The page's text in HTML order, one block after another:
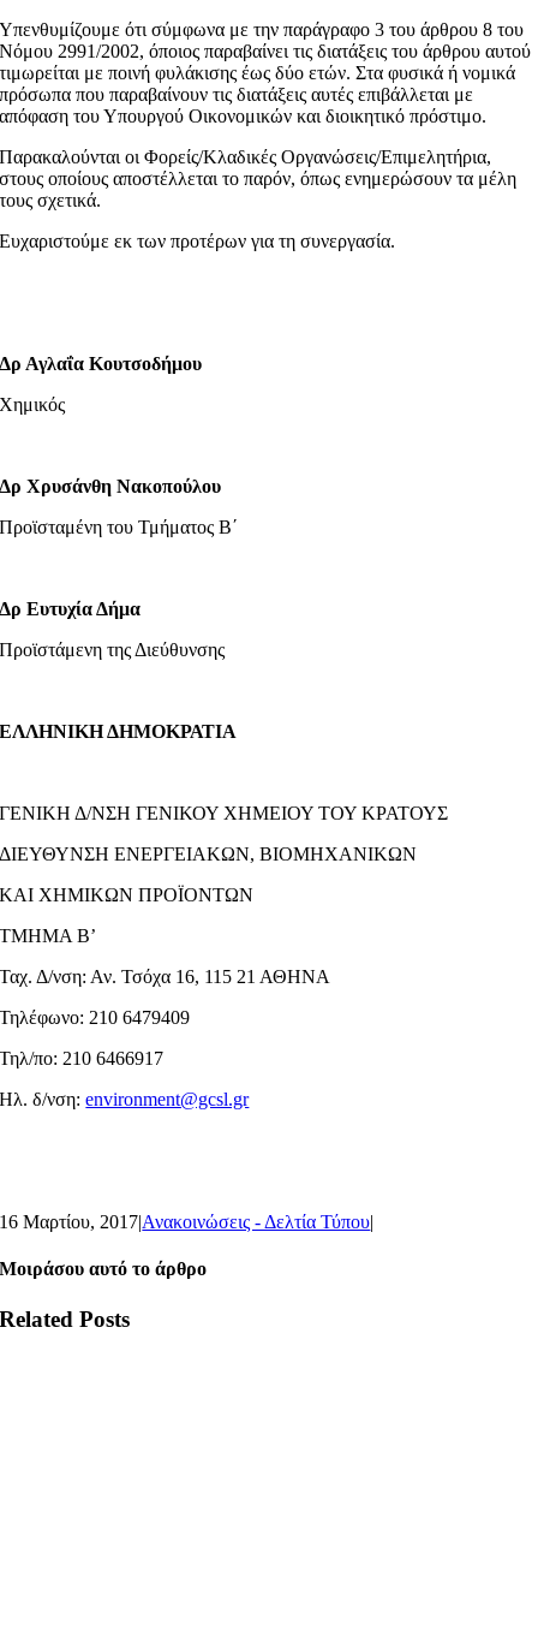
Υπενθυμίζουμε ότι σύμφωνα με την παράγραφο 3 του άρθρου 8 του
Νόμου 2991/2002, όποιος παραβαίνει τις διατάξεις του άρθρου αυτού
τιμωρείται με ποινή φυλάκισης έως δύο ετών. Στα φυσικά ή νομικά
πρόσωπα που παραβαίνουν τις διατάξεις αυτές επιβάλλεται με
απόφαση του Υπουργού Οικονομικών και διοικητικό πρόστιμο.
Παρακαλούνται οι Φορείς/Κλαδικές Οργανώσεις/Επιμελητήρια,
στους οποίους αποστέλλεται το παρόν, όπως ενημερώσουν τα μέλη
τους σχετικά.
Ευχαριστούμε εκ των προτέρων για τη συνεργασία.
Δρ Αγλαΐα Κουτσοδήμου
Χημικός
Δρ Χρυσάνθη Νακοπούλου
Προϊσταμένη του Τμήματος Β΄
Δρ Ευτυχία Δήμα
Προϊστάμενη της Διεύθυνσης
ΕΛΛΗΝΙΚΗ ΔΗΜΟΚΡΑΤΙΑ
ΓΕΝΙΚΗ Δ/ΝΣΗ ΓΕΝΙΚΟΥ ΧΗΜΕΙΟΥ ΤΟΥ ΚΡΑΤΟΥΣ
ΔΙΕΥΘΥΝΣΗ ΕΝΕΡΓΕΙΑΚΩΝ, ΒΙΟΜΗΧΑΝΙΚΩΝ
ΚΑΙ ΧΗΜΙΚΩΝ ΠΡΟΪΟΝΤΩΝ
ΤΜΗΜΑ Β’
Ταχ. Δ/νση: Αν. Τσόχα 16, 115 21 ΑΘΗΝΑ
Τηλέφωνο: 210 6479409
Τηλ/πο: 210 6466917
Ηλ. δ/νση:environment@gcsl.gr
16 Μαρτίου, 2017|Ανακοινώσεις - Δελτία Τύπου|
Μοιράσου αυτό το άρθρο
Related Posts